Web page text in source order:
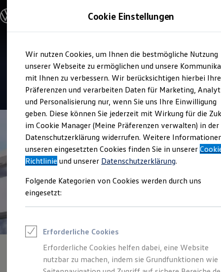
Hauptinhalt
springen
Footer
springen
Modelle & Konfigurator
Nutzfahrzeugkategorien entdecken
Modelle konfigurieren
Vorgängermodelle und Oldtimer
Vorgängermodelle
Oldtimer
Bulli Historie
Branchenlösungen & Gewerbekunden
Umbaulösungen und Hersteller finden
Auf- und Umbauten entdecken & konfigurieren
Groß- und Sonderkunden
Großkunden
Kommunen & Behörden
Journalisten
Sportvereine
Branchenlösungen
Gewerbliche Personenbeförderung
Service & mobile Werkstätten
Kühlfahrzeuge
ONE Business ID Vorteile
Fahrzeugsuche & Marktplatz
Fahrzeugsuche
Fahrzeuge online kaufen
Service
Autohaus Angerer
4.7| 16 Bewertungen
Cookie Einstellungen
Wir nutzen Cookies, um Ihnen die bestmögliche Nutzung
unserer Webseite zu ermöglichen und unsere
mit Ihnen zu verbessern. Wir berücksichtigen hierbei Ihre
Präferenzen und verarbeiten Daten für Marketing,
und Personalisierung nur, wenn Sie uns Ihre Einwilligung
geben. Diese können Sie jederzeit mit Wirkung für die
im Cookie Manager (Meine Präferenzen verwalten) in der
Datenschutzerklärung widerrufen. Weitere
unseren eingesetzten Cookies finden Sie in unserer
Richtlinie und unserer Datenschutzerklärung.
Folgende Kategorien von Cookies werden durch uns
eingesetzt:
Erforderliche Cookies
Erforderliche Cookies helfen dabei, eine Website
nutzbar zu machen, indem sie Grundfunktionen wie